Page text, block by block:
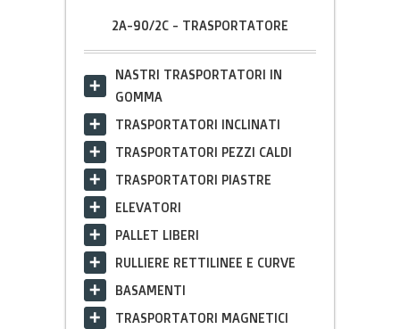
2A-90/2C - TRASPORTATORE
NASTRI TRASPORTATORI IN
GOMMA
TRASPORTATORI INCLINATI
TRASPORTATORI PEZZI CALDI
TRASPORTATORI PIASTRE
ELEVATORI
PALLET LIBERI
RULLIERE RETTILINEE E CURVE
BASAMENTI
TRASPORTATORI MAGNETICI